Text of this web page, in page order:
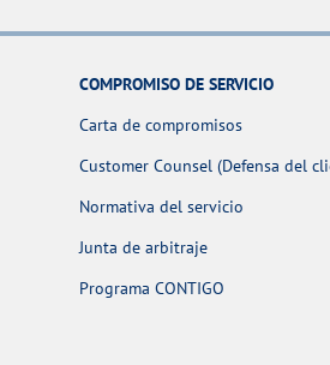
COMPROMISO DE SERVICIO
Carta de compromisos
Customer Counsel (Defensa del
Normativa del servicio
Junta de arbitraje
Programa CONTIGO